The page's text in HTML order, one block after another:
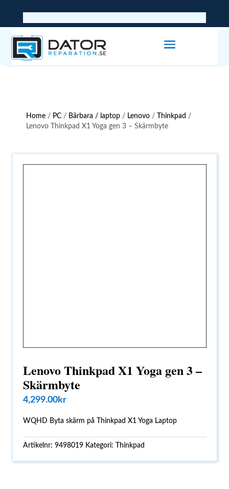
Home / PC / Bärbara / laptop / Lenovo / Thinkpad /
Lenovo Thinkpad X1 Yoga gen 3 – Skärmbyte
Lenovo Thinkpad X1 Yoga gen 3 –
Skärmbyte
4,299.00kr
WQHD Byta skärm på Thinkpad X1 Yoga Laptop
Artikelnr:9498019 Kategori:Thinkpad